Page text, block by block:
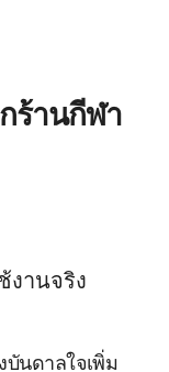
ร้านกีฬา
งานจริง
บันดาลใจเพิ่ม